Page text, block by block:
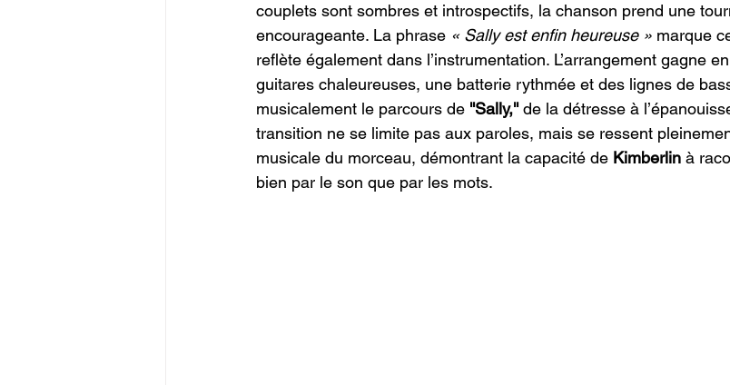
couplets sont sombres et introspectifs, la chanson prend une
encourageante. La phrase « Sally est enfin heureuse » marque
reflète également dans l’instrumentation. L’arrangement gagne
guitares chaleureuses, une batterie rythmée et des lignes de
musicalement le parcours de ''Sally,'' de la détresse à
transition ne se limite pas aux paroles, mais se ressent
musicale du morceau, démontrant la capacité de Kimberlin à
bien par le son que par les mots.